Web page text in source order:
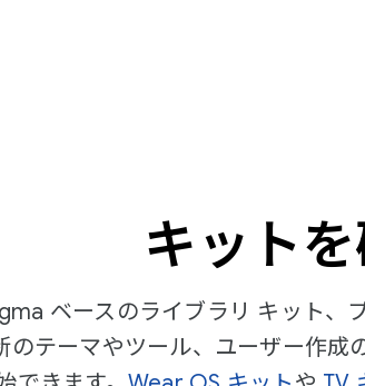
キット
ベースのライブラリ キット、
のテーマやツール、ユーザー作